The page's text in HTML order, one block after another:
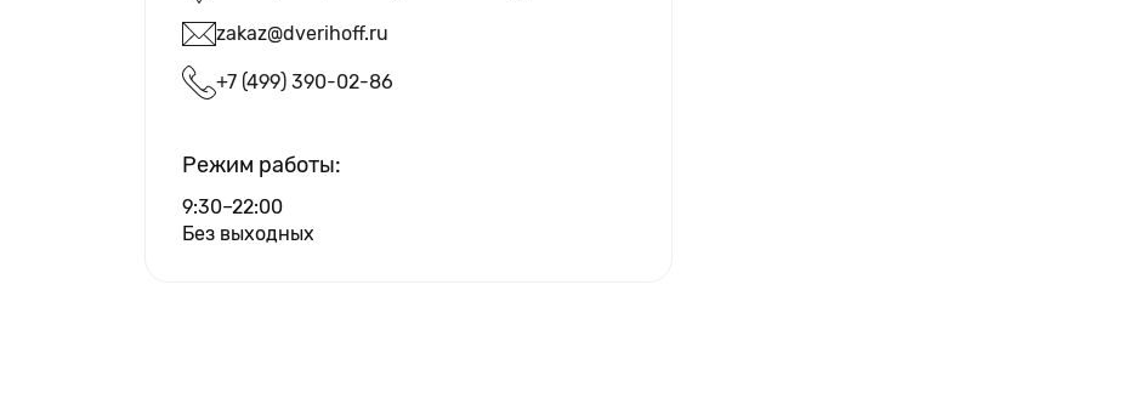
ВЫЗВАТЬ ЗАМЕРЩИКА
zakaz@dverihoff.ru
+7 (499) 390-02-86
Режим работы:
9:30–22:00
Без выходных